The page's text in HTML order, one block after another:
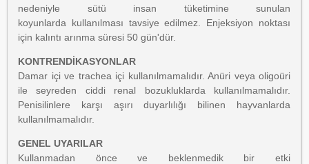
nedeniyle sütü insan tüketimine sunulan
koyunlarda kullanılması tavsiye edilmez. Enjeksiyon noktası
için kalıntı arınma süresi 50 gün'dür.
KONTRENDİKASYONLAR
Damar içi ve trachea içi kullanılmamalıdır. Anüri veya oligoüri
ile seyreden ciddi renal bozukluklarda kullanılmamalıdır.
Penisilinlere karşı aşırı duyarlılığı bilinen hayvanlarda
kullanılmamalıdır.
GENEL UYARILAR
Kullanmadan önce ve beklenmedik bir etki